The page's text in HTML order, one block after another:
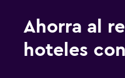
Ahorra al
hoteles